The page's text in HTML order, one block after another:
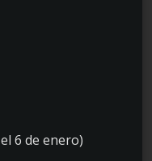
6 de enero)